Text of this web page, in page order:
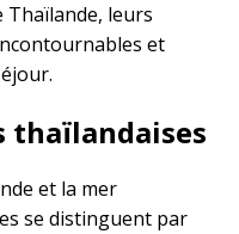
Thaïlande, leurs
et
thaïlandaises
et la mer
se distinguent par